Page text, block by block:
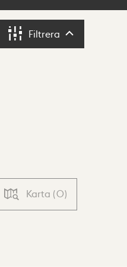
Filtrera Filtrera
Karta (0)